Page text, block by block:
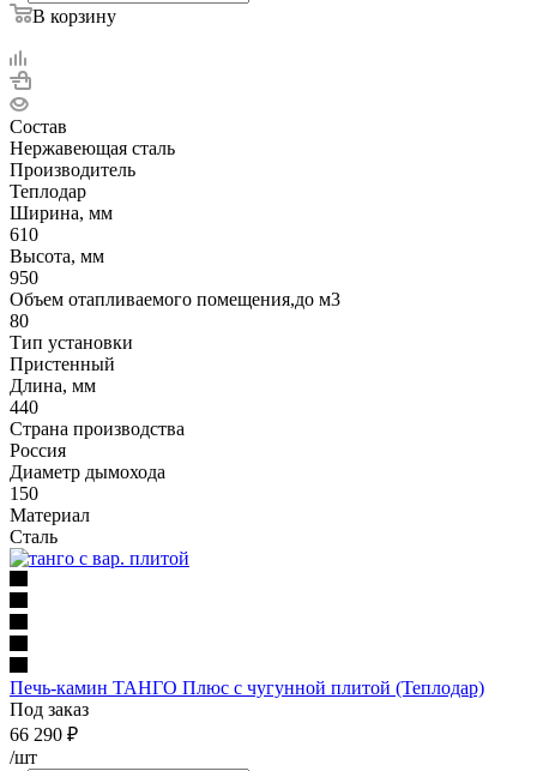
В корзину
Состав
Нержавеющая сталь
Производитель
Теплодар
Ширина, мм
610
Высота, мм
950
Объем отапливаемого помещения,до м3
80
Тип установки
Пристенный
Длина, мм
440
Страна производства
Россия
Диаметр дымохода
150
Материал
Сталь
Печь-камин ТАНГО Плюс с чугунной плитой (Теплодар)
Под заказ
66 290 ₽
/шт